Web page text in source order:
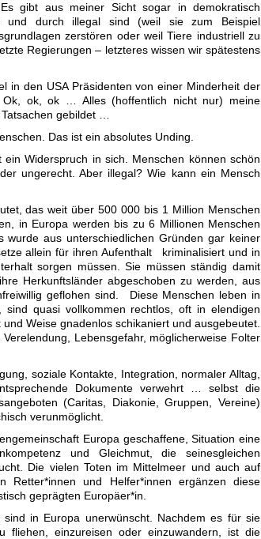
gibt aus meiner Sicht sogar in demokratisch
und durch illegal sind (weil sie zum Beispiel
zerstören oder weil Tiere industriell zu
Regierungen – letzteres wissen wir spätestens
in den USA Präsidenten von einer Minderheit der
ok, ok … Alles (hoffentlich nicht nur) meine
gebildet …
Das ist ein absolutes Unding.
Widerspruch in sich. Menschen können schön
ungerecht. Aber illegal? Wie kann ein Mensch
das weit über 500 000 bis 1 Million Menschen
in Europa werden bis zu 6 Millionen Menschen
aus unterschiedlichen Gründen gar keiner
allein für ihren Aufenthalt kriminalisiert und in
sorgen müssen. Sie müssen ständig damit
Herkunftsländer abgeschoben zu werden, aus
geflohen sind. Diese Menschen leben in
quasi vollkommen rechtlos, oft in elendigen
Weise gnadenlos schikaniert und ausgebeutet.
Lebensgefahr, möglicherweise Folter
soziale Kontakte, Integration, normaler Alltag,
Dokumente verwehrt … selbst die
(Caritas, Diakonie, Gruppen, Vereine)
verunmöglicht.
Europa geschaffene, Situation eine
und Gleichmut, die seinesgleichen
Die vielen Toten im Mittelmeer und auch auf
Retter*innen und Helfer*innen ergänzen diese
geprägten Europäer*in.
in Europa unerwünscht. Nachdem es für sie
einzureisen oder einzuwandern, ist die